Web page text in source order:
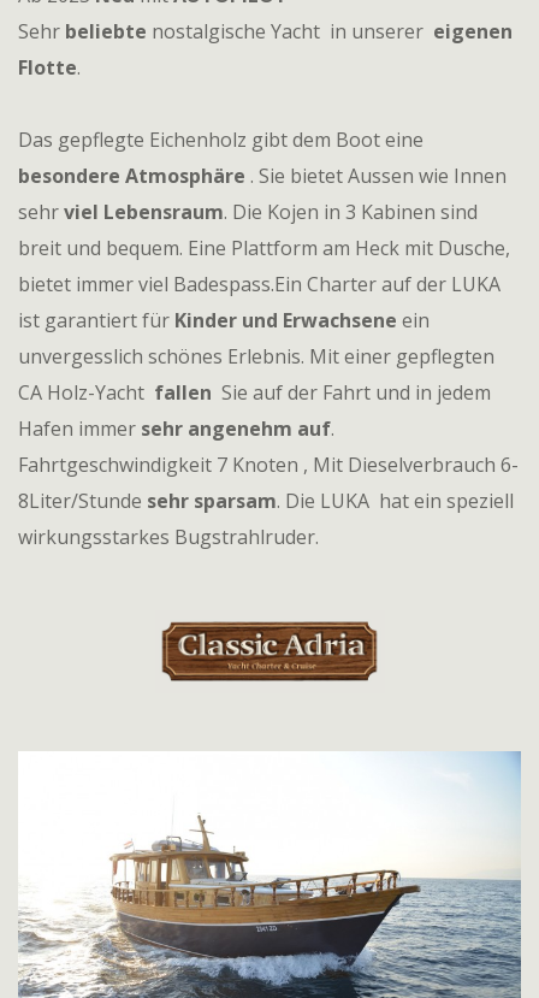
Sehr beliebte nostalgische Yacht in unserer eigenen
Flotte.
Das gepflegte Eichenholz gibt dem Boot eine
besondere Atmosphäre . Sie bietet Aussen wie Innen
sehrviel Lebensraum. Die Kojen in 3 Kabinen sind
breit und bequem. Eine Plattform am Heck mit Dusche,
bietet immer viel Badespass.Ein Charter auf der LUKA
ist garantiert für Kinder und Erwachsene ein
unvergesslich schönes Erlebnis. Mit einer gepflegten
CA Holz-Yacht fallen Sie auf der Fahrt und in jedem
Hafen immer sehr angenehm auf.
Fahrtgeschwindigkeit 7 Knoten , Mit Dieselverbrauch 6-
8Liter/Stunde sehr sparsam. Die LUKA hat ein speziell
wirkungsstarkes Bugstrahlruder.